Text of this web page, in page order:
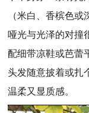
（米白、香槟色或
哑光与光泽的对撞
配细带凉鞋或芭蕾
头发随意披着或扎
温柔又显质感。